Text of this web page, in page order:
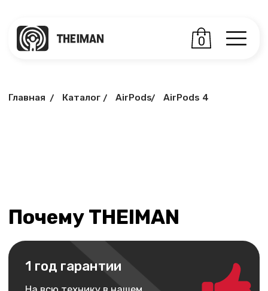
магазине, Вы получаете
гарантию 1 год